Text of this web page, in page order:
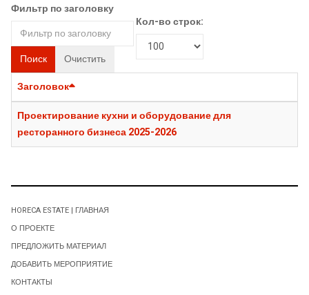
Фильтр по заголовку
Поиск Очистить
Кол-во строк:
Заголовок
Проектирование кухни и оборудование для
ресторанного бизнеса 2025-2026
HORECA ESTATE | ГЛАВНАЯ
О ПРОЕКТЕ
ПРЕДЛОЖИТЬ МАТЕРИАЛ
ДОБАВИТЬ МЕРОПРИЯТИЕ
КОНТАКТЫ